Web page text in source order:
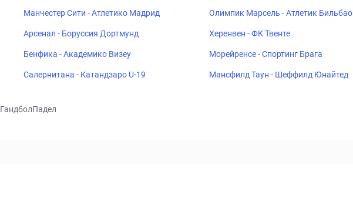
Манчестер Сити - Атлетико Мадрид Олимпик Марсель - Атлетик Бильбао
Арсенал - Боруссия Дортмунд Херенвен - ФК Твенте
Бенфика - Академико Визеу Морейренсе - Спортинг Брага
Салернитана - Катандзаро U-19 Мансфилд Таун - Шеффилд Юнайтед
ГандболПадел